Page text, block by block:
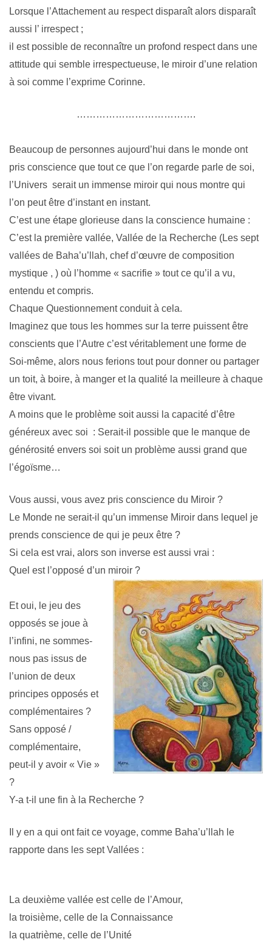
Lorsque l’Attachement au respect disparaît alors disparaît
aussi l’ irrespect ;
il est possible de reconnaître un profond respect dans une
attitude qui semble irrespectueuse, le miroir d’une relation
à soi comme l’exprime Corinne.
……………………………….
Beaucoup de personnes aujourd’hui dans le monde ont
pris conscience que tout ce que l’on regarde parle de soi,
l’Univers serait un immense miroir qui nous montre qui
l’on peut être d’instant en instant.
C’est une étape glorieuse dans la conscience humaine :
C’est la première vallée, Vallée de la Recherche (Les sept
vallées de Baha’u’llah, chef d’œuvre de composition
mystique , ) où l’homme « sacrifie » tout ce qu’il a vu,
entendu et compris.
Chaque Questionnement conduit à cela.
Imaginez que tous les hommes sur la terre puissent être
conscients que l’Autre c’est véritablement une forme de
Soi-même, alors nous ferions tout pour donner ou partager
un toit, à boire, à manger et la qualité la meilleure à chaque
être vivant.
A moins que le problème soit aussi la capacité d’être
généreux avec soi : Serait-il possible que le manque de
générosité envers soi soit un problème aussi grand que
l’égoïsme…
Vous aussi, vous avez pris conscience du Miroir ?
Le Monde ne serait-il qu’un immense Miroir dans lequel je
prends conscience de qui je peux être ?
Si cela est vrai, alors son inverse est aussi vrai :
Quel est l’opposé d’un miroir ?
Et oui, le jeu des
opposés se joue à
l’infini, ne sommes-
nous pas issus de
l’union de deux
principes opposés et
complémentaires ?
Sans opposé /
complémentaire,
peut-il y avoir « Vie »
?
Y-a t-il une fin à la Recherche ?
Il y en a qui ont fait ce voyage, comme Baha’u’llah le
rapporte dans les sept Vallées :
La deuxième vallée est celle de l’Amour,
la troisième, celle de la Connaissance
la quatrième, celle de l’Unité